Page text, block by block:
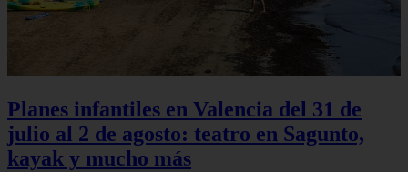
Planes infantiles en Valencia del 31 de
julio al 2 de agosto: teatro en Sagunto,
kayak y mucho más